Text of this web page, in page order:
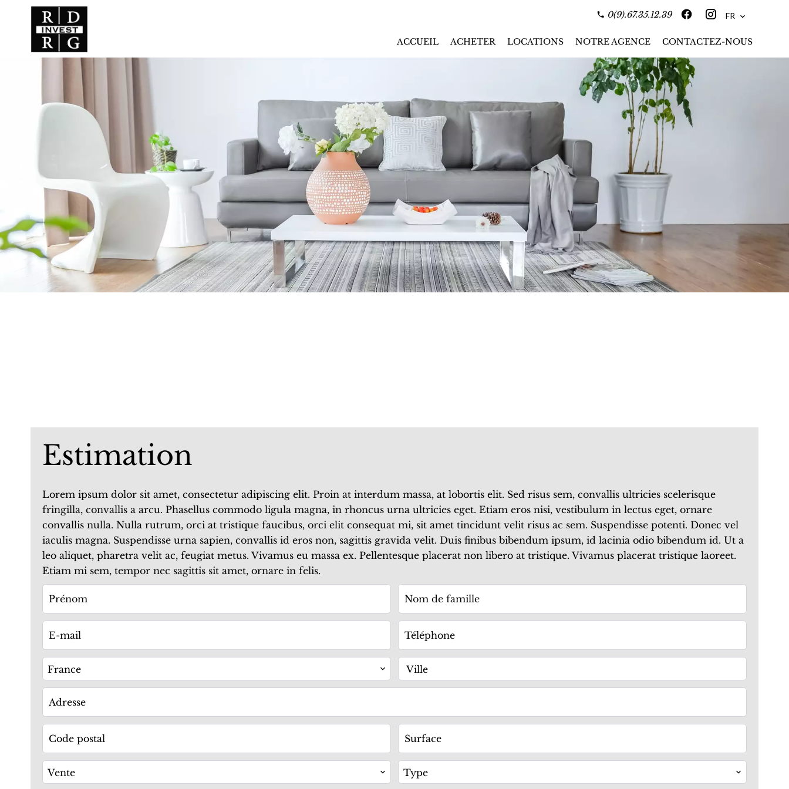
0(9).67.35.12.39 FR
ACCUEIL ACHETER LOCATIONS NOTRE AGENCE CONTACTEZ-NOUS
Estimation
Lorem ipsum dolor sit amet, consectetur adipiscing elit. Proin at interdum massa, at lobortis elit. Sed risus sem, convallis ultricies scelerisque
fringilla, convallis a arcu. Phasellus commodo ligula magna, in rhoncus urna ultricies eget. Etiam eros nisi, vestibulum in lectus eget, ornare
convallis nulla. Nulla rutrum, orci at tristique faucibus, orci elit consequat mi, sit amet tincidunt velit risus ac sem. Suspendisse potenti. Donec vel
iaculis magna. Suspendisse urna sapien, convallis id eros non, sagittis gravida velit. Duis finibus bibendum ipsum, id lacinia odio bibendum id. Ut a
leo aliquet, pharetra velit ac, feugiat metus. Vivamus eu massa ex. Pellentesque placerat non libero at tristique. Vivamus placerat tristique laoreet.
Etiam mi sem, tempor nec sagittis sit amet, ornare in felis.
France Ville
Vente Type